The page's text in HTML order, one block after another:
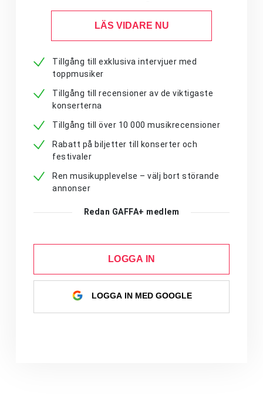
LÄS VIDARE NU
Tillgång till exklusiva intervjuer med
toppmusiker
Tillgång till recensioner av de viktigaste
konserterna
Tillgång till över 10 000 musikrecensioner
Rabatt på biljetter till konserter och
festivaler
Ren musikupplevelse – välj bort störande
annonser
Redan GAFFA+ medlem
LOGGA IN
LOGGA IN MED GOOGLE